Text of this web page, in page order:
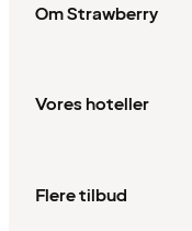
Om Strawberry
Vores hoteller
Flere tilbud